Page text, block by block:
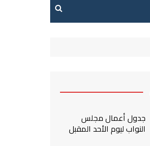
جدول أعمال مجلس
النواب ليوم الأحد المقبل